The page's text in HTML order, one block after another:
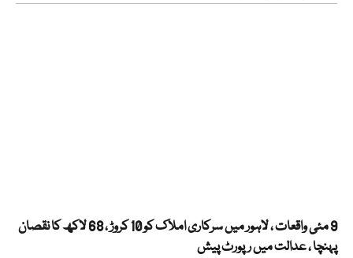
9 مئی واقعات ، لاہور میں سرکاری املاک کو 10 کروڑ ، 68 لاکھ کا نقصان
پہنچا ، عدالت میں رپورٹ پیش